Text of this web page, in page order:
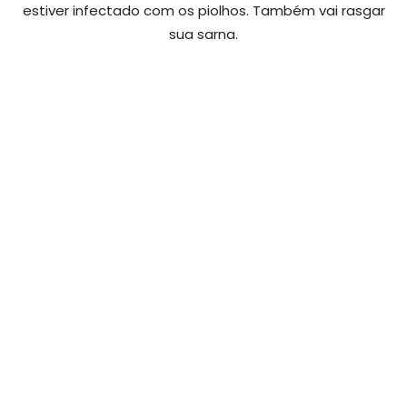
estiver infectado com os piolhos. Também vai rasgar
sua sarna.